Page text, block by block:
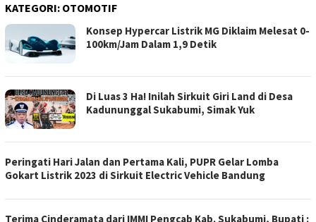
KATEGORI: OTOMOTIF
Konsep Hypercar Listrik MG Diklaim Melesat 0-
100km/Jam Dalam 1,9 Detik
Di Luas 3 Ha! Inilah Sirkuit Giri Land di Desa
Kadununggal Sukabumi, Simak Yuk
Peringati Hari Jalan dan Pertama Kali, PUPR Gelar Lomba
Gokart Listrik 2023 di Sirkuit Electric Vehicle Bandung
Terima Cinderamata dari IMMI Pengcab Kab. Sukabumi, Bupati :